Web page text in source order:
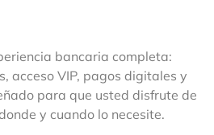
bancaria completa:
acceso VIP, pagos digitales y
para que usted disfrute de
y cuando lo necesite.